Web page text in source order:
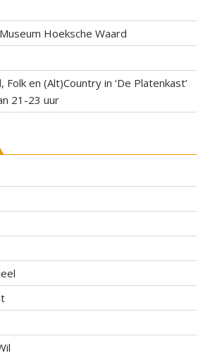
Hoeksche Waard
Folk en (Alt)Country in ‘De Platenkast’
21-23 uur